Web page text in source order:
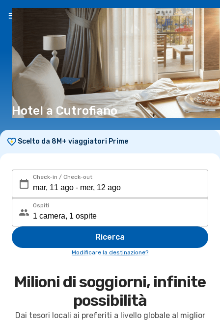
IT(€)
Hotel a Cutrofiano
Scelto da 8M+ viaggiatori Prime
Check-in / Check-out
Ospiti
Ricerca
Modificare la destinazione?
Milioni di soggiorni, infinite
possibilità
Dai tesori locali ai preferiti a livello globale al miglior